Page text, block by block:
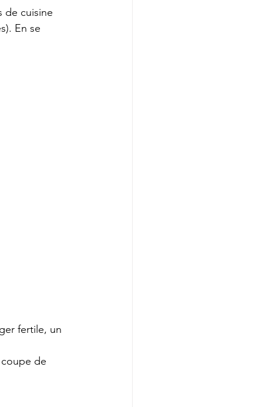
de cuisine
En se
fertile, un
de